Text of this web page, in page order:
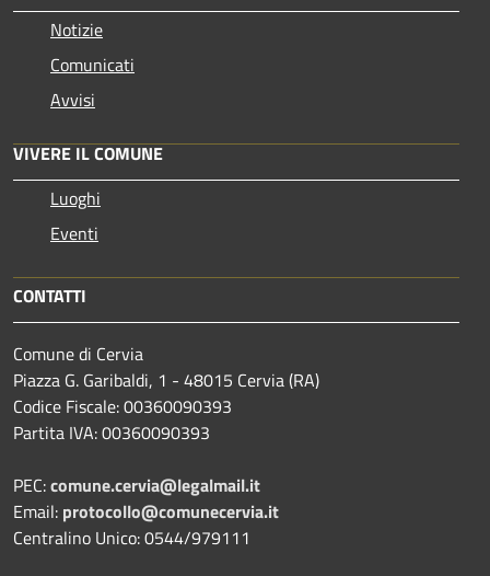
Notizie
Comunicati
Avvisi
VIVERE IL COMUNE
Luoghi
Eventi
CONTATTI
Comune di Cervia
Piazza G. Garibaldi, 1 - 48015 Cervia (RA)
Codice Fiscale: 00360090393
Partita IVA: 00360090393
PEC:comune.cervia@legalmail.it
Email: protocollo@comunecervia.it
Centralino Unico: 0544/979111